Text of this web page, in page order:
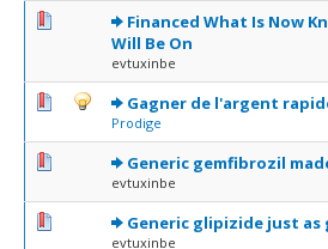
Financed What Is Now
Will Be On
evtuxinbe
0 Votes - 0 sur 5 en
12 34 5
Gagner de l'argent
Prodige
0 Votes - 0 sur 5 en
12345
Generic gemfibrozil
evtuxinbe
0 Votes - 0 sur 5 en
12345
Generic glipizide just as
evtuxinbe
0 Votes - 0 sur 5 en
12345